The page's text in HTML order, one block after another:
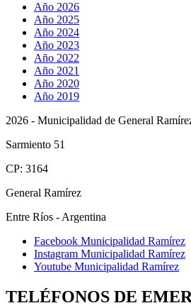
Año 2026
Año 2025
Año 2024
Año 2023
Año 2022
Año 2021
Año 2020
Año 2019
2026 - Municipalidad de General
Sarmiento 51
CP: 3164
General Ramírez
Entre Ríos - Argentina
Facebook Municipalidad Ramírez
Instagram Municipalidad Ramírez
Youtube Municipalidad Ramírez
TELÉFONOS DE